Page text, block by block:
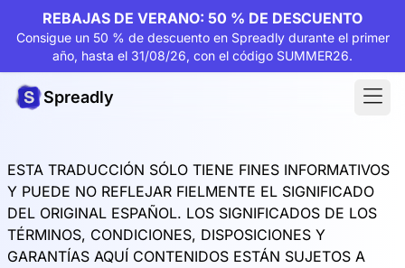
REBAJAS DE VERANO: 50 % DE DESCUENTO
Consigue un 50 % de descuento en Spreadly durante el primer
año, hasta el 31/08/26, con el código SUMMER26.
Spreadly
ESTA TRADUCCIÓN SÓLO TIENE FINES INFORMATIVOS
Y PUEDE NO REFLEJAR FIELMENTE EL SIGNIFICADO
DEL ORIGINAL ESPAÑOL. LOS SIGNIFICADOS DE LOS
TÉRMINOS, CONDICIONES, DISPOSICIONES Y
GARANTÍAS AQUÍ CONTENIDOS ESTÁN SUJETOS A